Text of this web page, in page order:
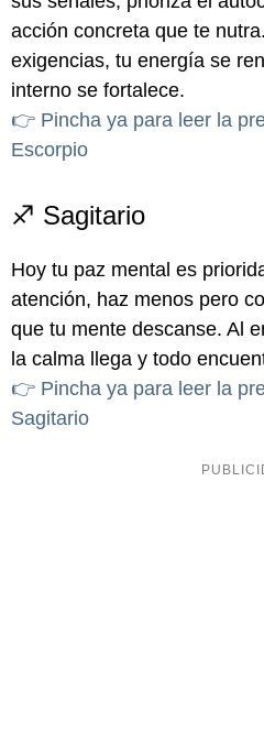
acción concreta que te
exigencias, tu energía se
interno se fortalece.
👉 Pincha ya para leer la
Escorpio
♐ Sagitario
Hoy tu paz mental es
atención, haz menos pero
que tu mente descanse. Al
la calma llega y todo
👉 Pincha ya para leer la
Sagitario